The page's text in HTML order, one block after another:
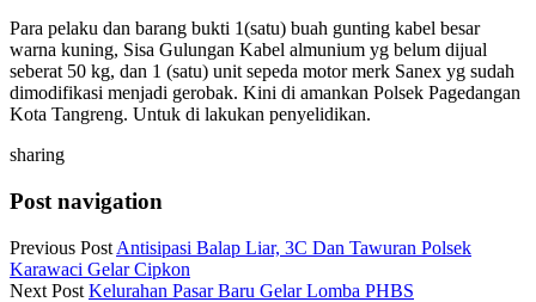
Para pelaku dan barang bukti 1(satu) buah gunting kabel besar
warna kuning, Sisa Gulungan Kabel almunium yg belum dijual
seberat 50 kg, dan 1 (satu) unit sepeda motor merk Sanex yg sudah
dimodifikasi menjadi gerobak. Kini di amankan Polsek Pagedangan
Kota Tangreng. Untuk di lakukan penyelidikan.
sharing
Post navigation
Previous Post Antisipasi Balap Liar, 3C Dan Tawuran Polsek
Karawaci Gelar Cipkon
Next Post Kelurahan Pasar Baru Gelar Lomba PHBS